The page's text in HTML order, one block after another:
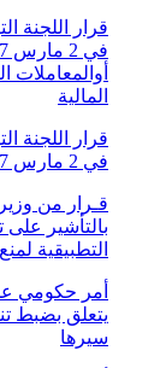
أوالمعاملات
المالية
في 2 مارس 2017 يتعلق بالمستفيدين الحقيقيين
بالتأشير على
التطبيقية
يتعلق بضبط
سيرها